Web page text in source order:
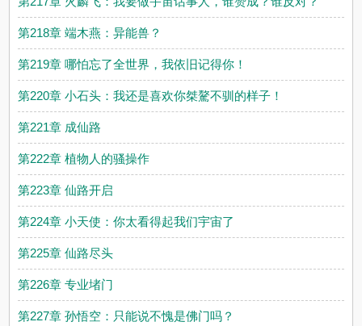
第218章 端木燕：异能兽？
第219章 哪怕忘了全世界，我依旧记得你！
第220章 小石头：我还是喜欢你桀驁不驯的样子！
第221章 成仙路
第222章 植物人的骚操作
第223章 仙路开启
第224章 小天使：你太看得起我们宇宙了
第225章 仙路尽头
第226章 专业堵门
第227章 孙悟空：只能说不愧是佛门吗？